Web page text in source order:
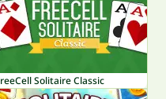
Solitaire Classic